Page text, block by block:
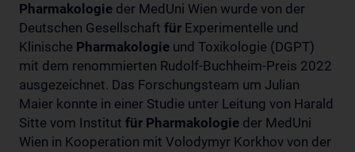
Pharmakologie der MedUni Wien wurde von der
Deutschen Gesellschaft für Experimentelle und
Klinische Pharmakologie und Toxikologie (DGPT)
mit dem renommierten Rudolf-Buchheim-Preis 2022
ausgezeichnet. Das Forschungsteam um Julian
Maier konnte in einer Studie unter Leitung von Harald
Sitte vom Institut für Pharmakologie der MedUni
Wien in Kooperation mit Volodymyr Korkhov von der